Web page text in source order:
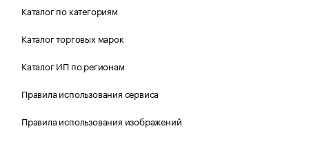
Каталог по категориям
Каталог торговых марок
Каталог ИП по регионам
Правила использования сервиса
Правила использования изображений